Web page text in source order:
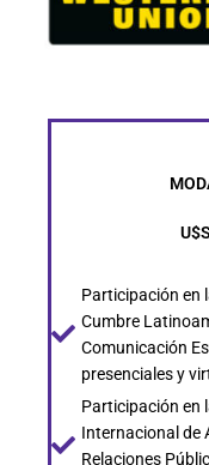
U$S
Participación en
Cumbre
Comunicación
presenciales y
Participación en
Internacional de
Relaciones